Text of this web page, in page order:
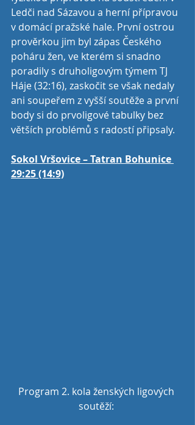
Ledči nad Sázavou a herní přípravou
v domácí pražské hale. První ostrou
prověrkou jim byl zápas Českého
poháru žen, ve kterém si snadno
poradily s druholigovým týmem TJ
Háje (32:16), zaskočit se však nedaly
ani soupeřem z vyšší soutěže a první
body si do prvoligové tabulky bez
větších problémů s radostí připsaly.
Sokol Vršovice – Tatran Bohunice
29:25 (14:9)
Program 2. kola ženských ligových
soutěží: